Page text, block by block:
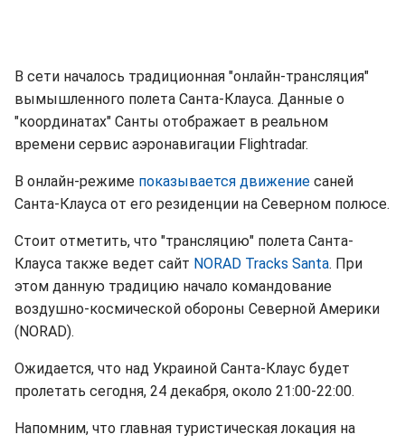
В сети началось традиционная "онлайн-трансляция"
вымышленного полета Санта-Клауса. Данные о
"координатах" Санты отображает в реальном
времени сервис аэронавигации Flightradar.
В онлайн-режиме показывается движение саней
Санта-Клауса от его резиденции на Северном полюсе.
Стоит отметить, что "трансляцию" полета Санта-
Клауса также ведет сайт NORAD Tracks Santa. При
этом данную традицию начало командование
воздушно-космической обороны Северной Америки
(NORAD).
Ожидается, что над Украиной Санта-Клаус будет
пролетать сегодня, 24 декабря, около 21:00-22:00.
Напомним, что главная туристическая локация на